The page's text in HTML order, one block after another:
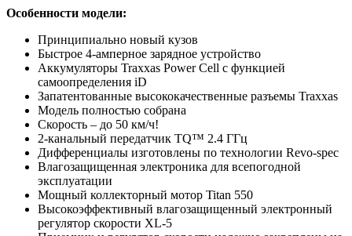
Особенности модели:
Принципиально новый кузов
Быстрое 4-амперное зарядное устройство
Аккумуляторы Traxxas Power Cell с функцией
самоопределения iD
Запатентованные высококачественные разъемы Traxxas
Модель полностью собрана
Скорость – до 50 км/ч!
2-канальный передатчик TQ™ 2.4 ГГц
Дифференциалы изготовлены по технологии Revo-spec
Влагозащищенная электроника для всепогодной
эксплуатации
Мощный коллекторный мотор Titan 550
Высокоэффективный влагозащищенный электронный
регулятор скорости XL-5